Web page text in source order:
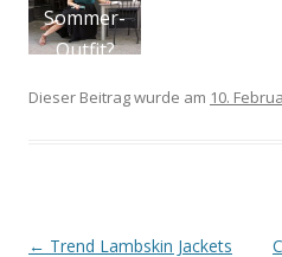
Jumpsuit in
Paris
Dieser Beitrag wurde am 10.
Artikel-Navigation
← Trend Lambskin Jackets